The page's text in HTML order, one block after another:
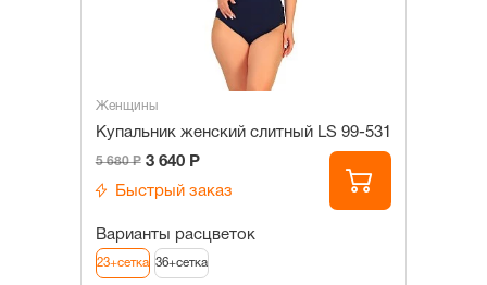
Женщины
Купальник женский слитный LS 99-531
5 680 Р 3 640 Р
Быстрый заказ
Варианты расцветок
23+сетка 36+сетка